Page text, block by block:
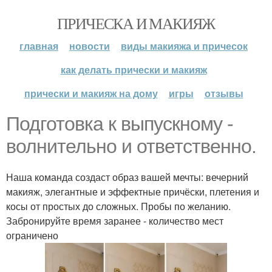
ПРИЧЕСКА И МАКИЯЖ
главная новости
виды макияжа и причесок
как делать прически и макияж
прически и макияж на дому
игры отзывы
Подготовка к выпускному -
волнительно и ответственно.
Наша команда создаст образ вашей мечты: вечерний
макияж, элегантные и эффектные причёски, плетения и
косы от простых до сложных. Пробы по желанию.
Забронируйте время заранее - количество мест
ограничено